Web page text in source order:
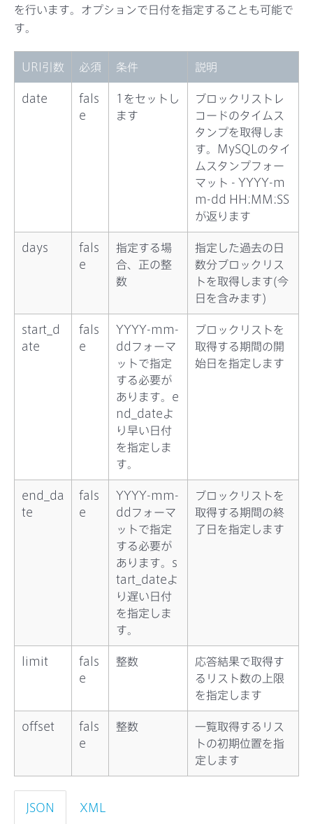
を行います。オプションで日付を指定することも可能で
す。
URI引数 必須 条件 説明
date
fals
e
1をセットし
ます
ブロックリストレ
コードのタイムス
タンプを取得しま
す。MySQLのタイ
ムスタンプフォー
マット - YYYY-m
m-dd HH:MM:SS
が返ります
days
fals
e
指定する場
合、正の整
数
指定した過去の日
数分ブロックリス
トを取得します(今
日を含みます)
start_d
ate
fals
e
YYYY-mm-
ddフォーマ
ットで指定
する必要が
あります。e
nd_dateよ
り早い日付
を指定しま
す。
ブロックリストを
取得する期間の開
始日を指定します
end_da
te
fals
e
YYYY-mm-
ddフォーマ
ットで指定
する必要が
あります。s
tart_dateよ
り遅い日付
を指定しま
す。
ブロックリストを
取得する期間の終
了日を指定します
limit
fals
e
整数
応答結果で取得す
るリスト数の上限
を指定します
offset
fals
e
整数
一覧取得するリス
トの初期位置を指
定します
JSON XML